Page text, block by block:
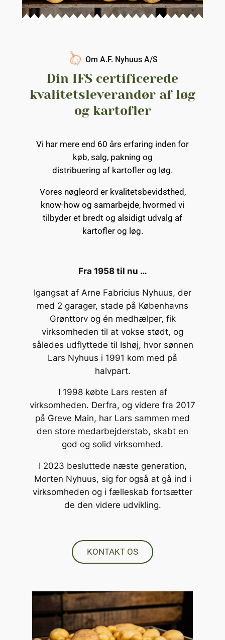
Om A.F. Nyhuus A/S
Din IFS certificerede
kvalitetsleverandør af løg
og kartofler
Vi har mere end 60 års erfaring inden for
køb, salg, pakning og
distribuering af kartofler og løg.
Vores nøgleord er kvalitetsbevidsthed,
know-how og samarbejde, hvormed vi
tilbyder et bredt og alsidigt udvalg af
kartofler og løg.
Fra 1958 til nu …
Igangsat af Arne Fabricius Nyhuus, der
med 2 garager, stade på Københavns
Grønttorv og én medhælper, fik
virksomheden til at vokse stødt, og
således udflyttede til Ishøj, hvor sønnen
Lars Nyhuus i 1991 kom med på
halvpart.
I 1998 købte Lars resten af
virksomheden. Derfra, og videre fra 2017
på Greve Main, har Lars sammen med
den store medarbejderstab, skabt en
god og solid virksomhed.
I 2023 besluttede næste generation,
Morten Nyhuus, sig for også at gå ind i
virksomheden og i fælleskab fortsætter
de den videre udvikling.
KONTAKT OS